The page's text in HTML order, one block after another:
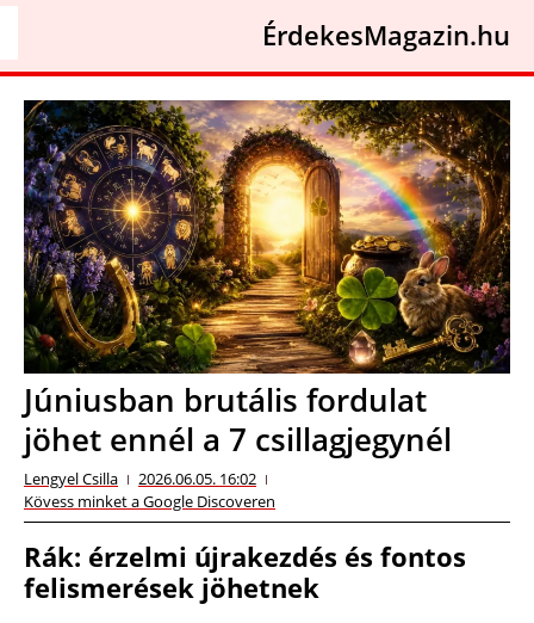
ÉrdekesMagazin.hu
Júniusban brutális fordulat
jöhet ennél a 7 csillagjegynél
Lengyel Csilla
2026.06.05. 16:02
Kövess minket a Google Discoveren
Rák: érzelmi újrakezdés és fontos
felismerések jöhetnek